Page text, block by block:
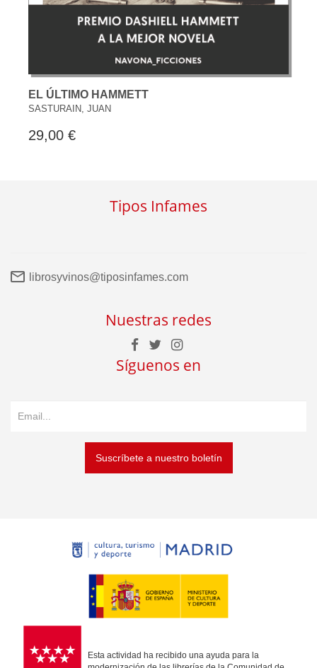
EL ÚLTIMO HAMMETT
SASTURAIN, JUAN
29,00 €
Tipos Infames
librosyvinos@tiposinfames.com
Nuestras redes
Síguenos en
Suscríbete a nuestro boletín
Esta actividad ha recibido una ayuda para la